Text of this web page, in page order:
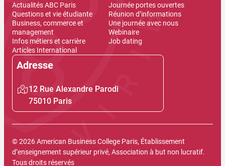
Actualités ABC Paris
Questions et vie étudiante
Business, commerce et
management
Infos métiers et carrière
Articles International
Journée portes ouvertes
Réunion d’informations
Une journée avec nous
Webinaire
Job dating
Adresse
12 Rue Alexandre Parodi
75010 Paris
© 2026 American Business College Paris, Établissement
d’enseignement supérieur privé, Association à but non lucratif.
Tous droits réservés